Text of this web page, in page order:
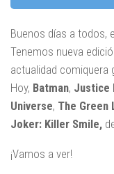
Buenos días a todos,
Tenemos nueva
actualidad comiquera
Hoy, Batman, Justice
Universe, The Green
Joker: Killer Smile,
¡Vamos a ver!